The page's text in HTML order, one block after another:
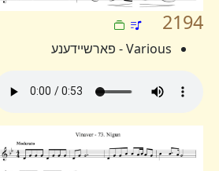
2194
Various - פארשיידענע